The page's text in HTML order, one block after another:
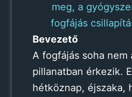
meg, a
fogfájás
Bevezető
A fogfájás soha nem
pillanatban érkezik.
hétköznap, éjszaka,